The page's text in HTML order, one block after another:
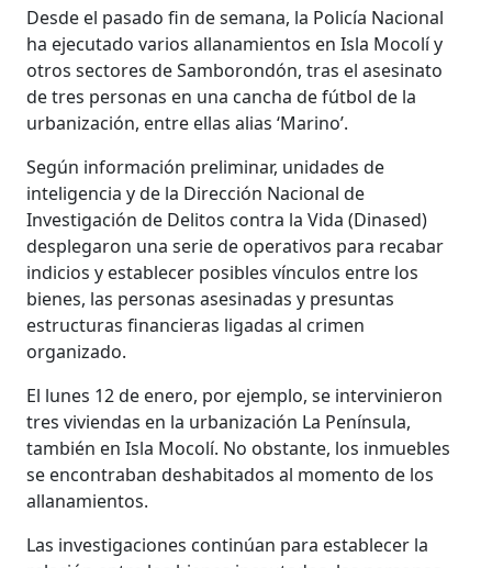
Desde el pasado fin de semana, la Policía Nacional
ha ejecutado varios allanamientos en Isla Mocolí y
otros sectores de Samborondón, tras el asesinato
de tres personas en una cancha de fútbol de la
urbanización, entre ellas alias ‘Marino’.
Según información preliminar, unidades de
inteligencia y de la Dirección Nacional de
Investigación de Delitos contra la Vida (Dinased)
desplegaron una serie de operativos para recabar
indicios y establecer posibles vínculos entre los
bienes, las personas asesinadas y presuntas
estructuras financieras ligadas al crimen
organizado.
El lunes 12 de enero, por ejemplo, se intervinieron
tres viviendas en la urbanización La Península,
también en Isla Mocolí. No obstante, los inmuebles
se encontraban deshabitados al momento de los
allanamientos.
Las investigaciones continúan para establecer la